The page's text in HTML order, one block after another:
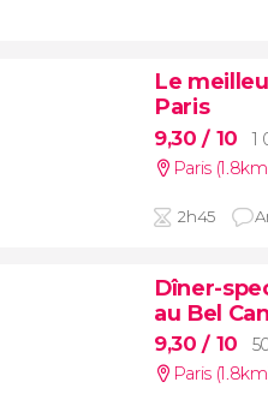
Le
Paris
9,30/ 10
1
Paris
2h45
Dîner-
au Bel
9,30/ 10
Paris